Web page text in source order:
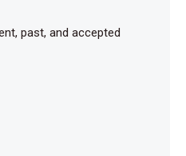
past, and accepted